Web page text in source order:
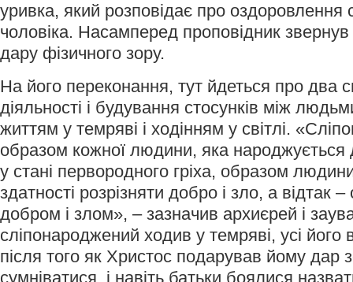
уривка, який розповідає про оздоровлення
чоловіка. Насамперед проповідник
дару фізичного зору.
На його переконання, тут йдеться про два
діяльності і будування стосунків між
життям у темряві і ходінням у світлі.
образом кожної людини, яка народжується
у стані первородного гріха, образом
здатності розрізняти добро і зло, а відтак
добром і злом», – зазначив архиєрей і
сліпонароджений ходив у темряві, усі
після того як Христос подарував йому дар
сумніватися, і навіть батьки боялися